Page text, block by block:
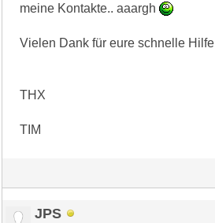
meine Kontakte.. aaargh
Vielen Dank für eure schnelle Hilfe
THX
TIM
JPS